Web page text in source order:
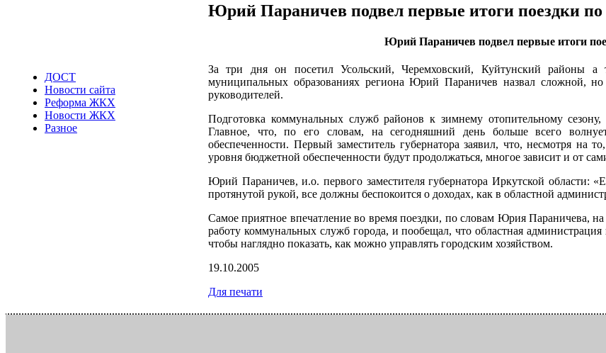
ДОСТ
Новости сайта
Реформа ЖКХ
Новости ЖКХ
Разное
Юрий Параничев подвел первые итоги поездки
Юрий Параничев подвел первые итоги
За три дня он посетил Усольский, Черемховский, Куйтунский районы
муниципальных образованиях региона Юрий Параничев назвал сложной,
руководителей.
Подготовка коммунальных служб районов к зимнему отопительному
Главное, что, по его словам, на сегодняшний день больше всего
обеспеченности. Первый заместитель губернатора заявил, что, несмотря
уровня бюджетной обеспеченности будут продолжаться, многое зависит и от
Юрий Параничев, и.о. первого заместителя губернатора Иркутской области:
протянутой рукой, все должны беспокоится о доходах, как в областной
Самое приятное впечатление во время поездки, по словам Юрия Параничева,
работу коммунальных служб города, и пообещал, что областная
чтобы наглядно показать, как можно управлять городским хозяйством.
19.10.2005
Для печати